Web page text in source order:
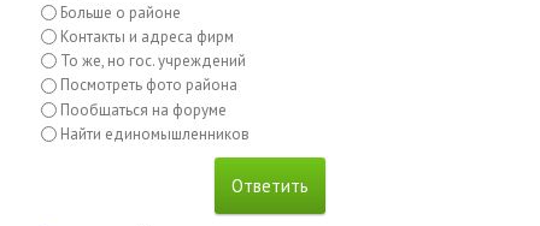
Больше о районе
Контакты и адреса фирм
То же, но гос. учреждений
Посмотреть фото района
Пообщаться на форуме
Найти единомышленников